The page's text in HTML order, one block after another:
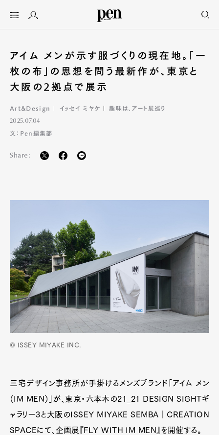
アイム メンが示す服づくりの現在地。「一
枚の布」の思想を問う最新作が、東京と
大阪の2拠点で展示
Art&Design イッセイ ミヤケ 趣味は、アート展巡り
2025.07.04
文：Pen編集部
Share:
© ISSEY MIYAKE INC.
三宅デザイン事務所が手掛けるメンズブランド「アイム メン
（IM MEN）」が、東京・六本木の21_21 DESIGN SIGHTギ
ャラリー3と大阪のISSEY MIYAKE SEMBA｜CREATION
SPACEにて、企画展『FLY WITH IM MEN』を開催する。